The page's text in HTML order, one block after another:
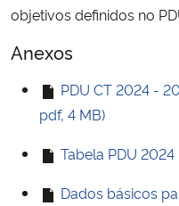
objetivos definidos no
Anexos
PDU CT 2024 -
pdf, 4 MB)
Tabela PDU
Dados básicos